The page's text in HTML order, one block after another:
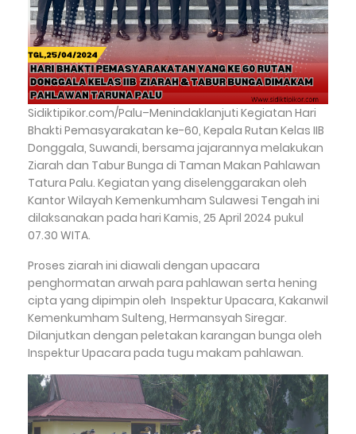
Sidiktipikor.com/Palu–Menindaklanjuti Kegiatan Hari
Bhakti Pemasyarakatan ke-60, Kepala Rutan Kelas IIB
Donggala, Suwandi, bersama jajarannya melakukan
Ziarah dan Tabur Bunga di Taman Makan Pahlawan
Tatura Palu. Kegiatan yang diselenggarakan oleh
Kantor Wilayah Kemenkumham Sulawesi Tengah ini
dilaksanakan pada hari Kamis, 25 April 2024 pukul
07.30 WITA.
Proses ziarah ini diawali dengan upacara
penghormatan arwah para pahlawan serta hening
cipta yang dipimpin oleh Inspektur Upacara, Kakanwil
Kemenkumham Sulteng, Hermansyah Siregar.
Dilanjutkan dengan peletakan karangan bunga oleh
Inspektur Upacara pada tugu makam pahlawan.